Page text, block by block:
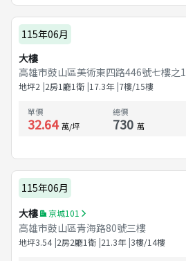
115年06月
大樓
高雄市鼓山區美術東四路446號七樓之1
地坪2 2房1廳1衛 17.3年 7樓/15樓
單價
32.64 萬/坪
總價
730 萬
115年06月
大樓
京城101
高雄市鼓山區青海路80號三樓
地坪3.54 2房2廳1衛 21.3年 3樓/14樓